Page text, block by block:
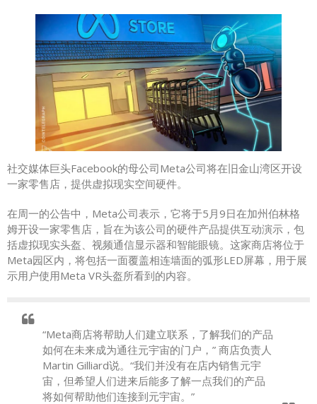
社交媒体巨头Facebook的母公司Meta公司将在旧金山湾区开设
一家零售店，提供虚拟现实空间硬件。
在周一的公告中，Meta公司表示，它将于5月9日在加州伯林格
姆开设一家零售店，旨在为该公司的硬件产品提供互动演示，包
括虚拟现实头盔、视频通信显示器和智能眼镜。这家商店将位于
Meta园区内，将包括一面覆盖相连墙面的弧形LED屏幕，用于展
示用户使用Meta VR头盔所看到的内容。
“Meta商店将帮助人们建立联系，了解我们的产品
如何在未来成为通往元宇宙的门户，” 商店负责人
Martin Gilliard说。“我们并没有在店内销售元宇
宙，但希望人们进来后能多了解一点我们的产品
将如何帮助他们连接到元宇宙。”